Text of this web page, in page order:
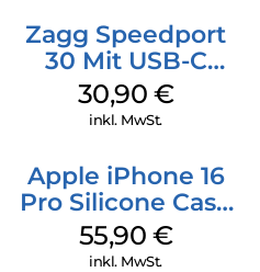
Zagg Speedport
30 Mit USB-C
Kabel Weiß
30,90 €
inkl. MwSt.
Apple iPhone 16
Pro Silicone Case
MagSafe Stone
Gray
55,90 €
inkl. MwSt.